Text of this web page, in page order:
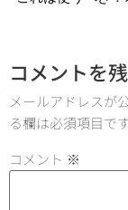
コメントを
メールアドレスが
る欄は必須項目で
コメント ※